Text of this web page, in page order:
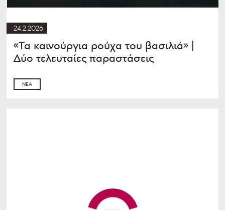
24.2.2026
«Τα καινούργια ρούχα του βασιλιά» |
Δύο τελευταίες παραστάσεις
ΝΈΑ